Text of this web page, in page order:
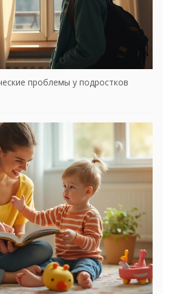
проблемы у подростков